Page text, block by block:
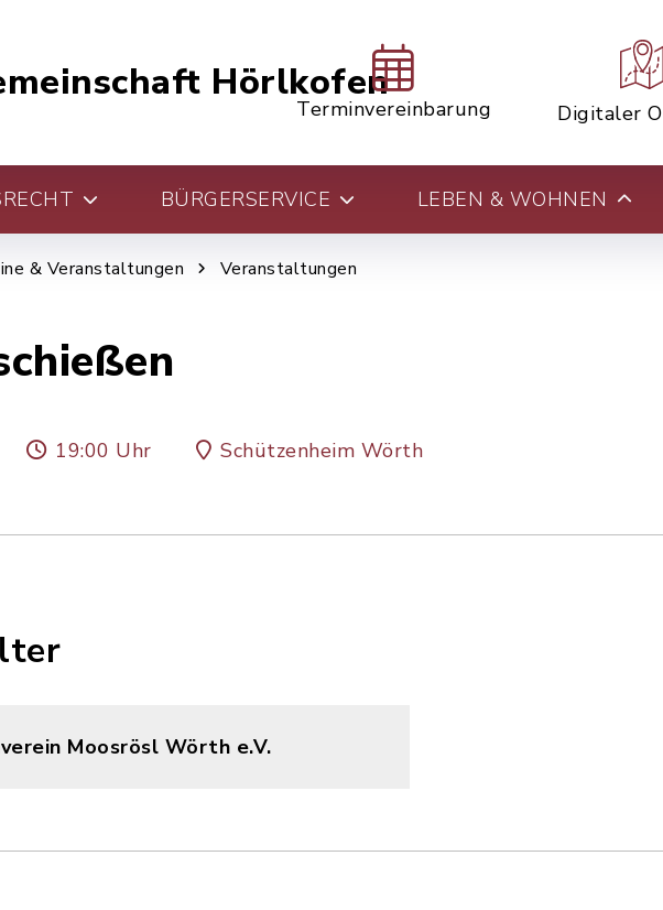
Hörlkofen
Terminvereinbarung Digitaler
BÜRGERSERVICE LEBEN & WOHNEN
& Veranstaltungen Veranstaltungen
19:00 Uhr Schützenheim Wörth
Moosrösl Wörth e.V.